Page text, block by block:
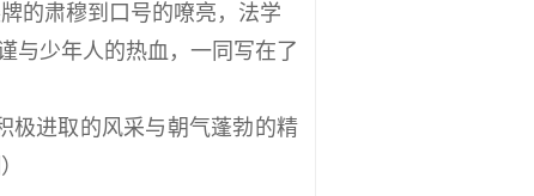
的肃穆到口号的嘹亮，法学
与少年人的热血，一同写在了
极进取的风采与朝气蓬勃的精